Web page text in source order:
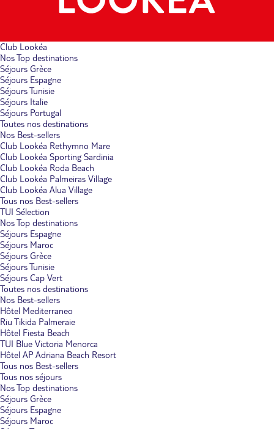
Club Lookéa
Nos Top destinations
Séjours Grèce
Séjours Espagne
Séjours Tunisie
Séjours Italie
Séjours Portugal
Toutes nos destinations
Nos Best-sellers
Club Lookéa Rethymno Mare
Club Lookéa Sporting Sardinia
Club Lookéa Roda Beach
Club Lookéa Palmeiras Village
Club Lookéa Alua Village
Tous nos Best-sellers
TUI Sélection
Nos Top destinations
Séjours Espagne
Séjours Maroc
Séjours Grèce
Séjours Tunisie
Séjours Cap Vert
Toutes nos destinations
Nos Best-sellers
Hôtel Mediterraneo
Riu Tikida Palmeraie
Hôtel Fiesta Beach
TUI Blue Victoria Menorca
Hôtel AP Adriana Beach Resort
Tous nos Best-sellers
Tous nos séjours
Nos Top destinations
Séjours Grèce
Séjours Espagne
Séjours Maroc